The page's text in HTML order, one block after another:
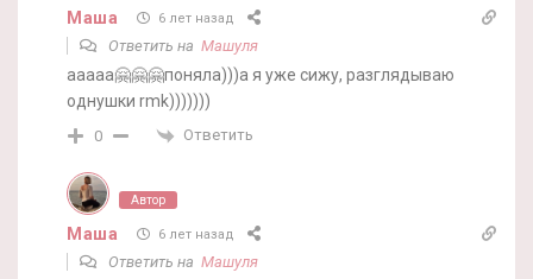
Маша 6 лет назад
Ответить на Машуля
ааааа🤗🤗🤗поняла)))а я уже сижу, разглядываю
однушки rmk)))))))
0 Ответить
Автор
Маша 6 лет назад
Ответить на Машуля